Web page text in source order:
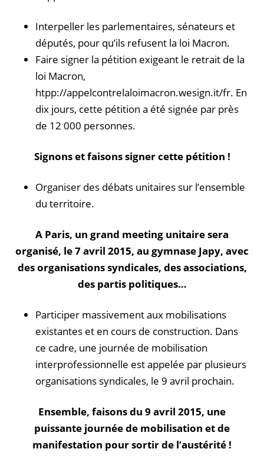
Interpeller les parlementaires, sénateurs et
députés, pour qu’ils refusent la loi Macron.
Faire signer la pétition exigeant le retrait de la
loi Macron,
htpp://appelcontrelaloimacron.wesign.it/fr. En
dix jours, cette pétition a été signée par près
de 12 000 personnes.
Signons et faisons signer cette pétition !
Organiser des débats unitaires sur l’ensemble
du territoire.
A Paris, un grand meeting unitaire sera
organisé, le 7 avril 2015, au gymnase Japy, avec
des organisations syndicales, des associations,
des partis politiques…
Participer massivement aux mobilisations
existantes et en cours de construction. Dans
ce cadre, une journée de mobilisation
interprofessionnelle est appelée par plusieurs
organisations syndicales, le 9 avril prochain.
Ensemble, faisons du 9 avril 2015, une
puissante journée de mobilisation et de
manifestation pour sortir de l’austérité !